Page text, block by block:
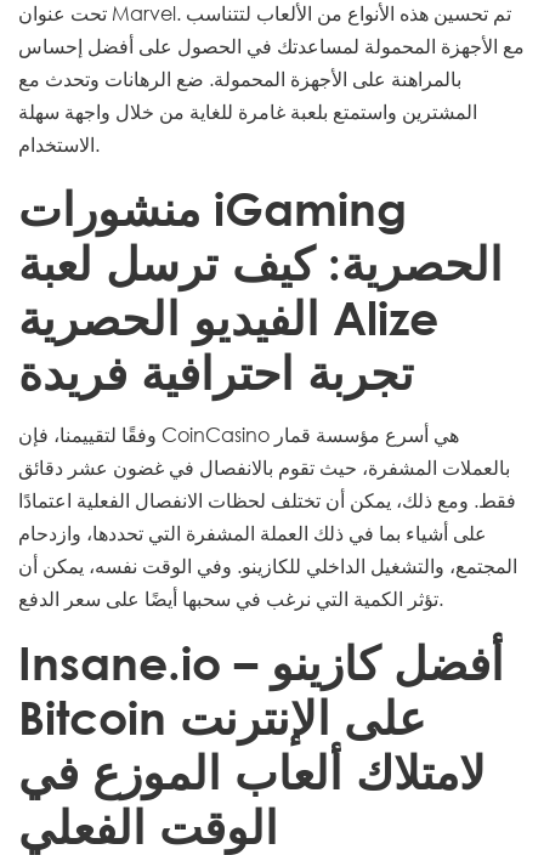
تحت عنوان Marvel. تم تحسين هذه الأنواع من الألعاب لتتناسب
مع الأجهزة المحمولة لمساعدتك في الحصول على أفضل إحساس
بالمراهنة على الأجهزة المحمولة. ضع الرهانات وتحدث مع
المشترين واستمتع بلعبة غامرة للغاية من خلال واجهة سهلة
الاستخدام.
منشورات iGaming
الحصرية: كيف ترسل لعبة
الفيديو الحصرية Alize
تجربة احترافية فريدة
وفقًا لتقييمنا، فإن CoinCasino هي أسرع مؤسسة قمار
بالعملات المشفرة، حيث تقوم بالانفصال في غضون عشر دقائق
فقط. ومع ذلك، يمكن أن تختلف لحظات الانفصال الفعلية اعتمادًا
على أشياء بما في ذلك العملة المشفرة التي تحددها، وازدحام
المجتمع، والتشغيل الداخلي للكازينو. وفي الوقت نفسه، يمكن أن
تؤثر الكمية التي نرغب في سحبها أيضًا على سعر الدفع.
Insane.io – أفضل كازينو
Bitcoin على الإنترنت
لامتلاك ألعاب الموزع في
الوقت الفعلي